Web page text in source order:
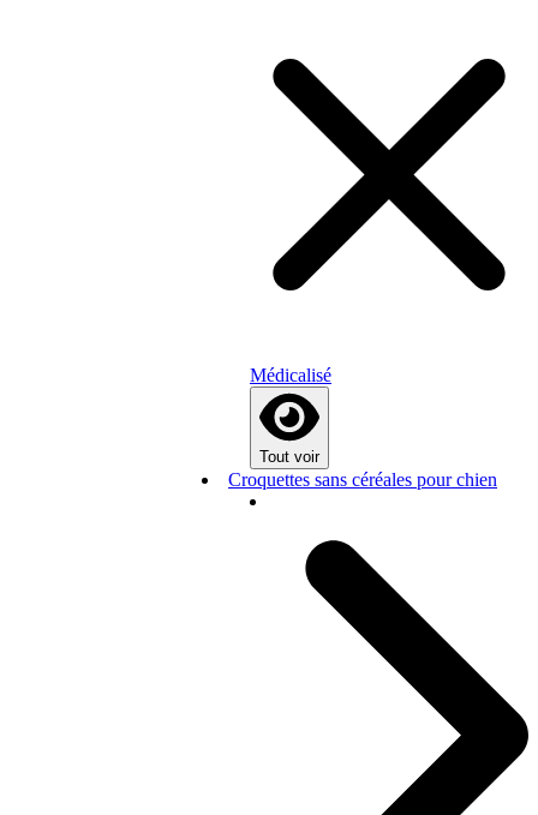
Médicalisé
Tout voir
Croquettes sans céréales pour chien